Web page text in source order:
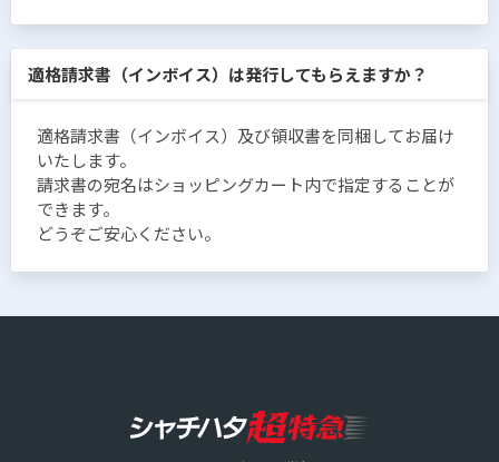
適格請求書（インボイス）は発行してもらえますか？
適格請求書（インボイス）及び領収書を同梱してお届け
いたします。
請求書の宛名はショッピングカート内で指定することが
できます。
どうぞご安心ください。